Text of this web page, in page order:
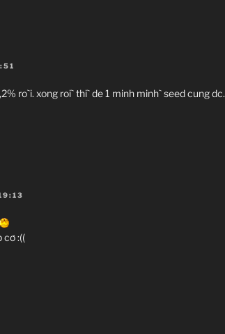
ro`i. xong roi` thi` de 1 minh minh` seed cung dc.
cơ :((